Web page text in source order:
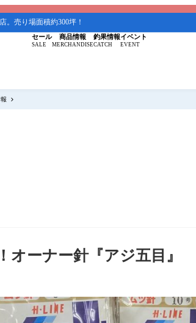
。売り場面積約300坪！
セール
SALE
商品情報
MERCHANDISE
釣果情報
CATCH
イベント
EVENT
オーナー針『アジ五目』